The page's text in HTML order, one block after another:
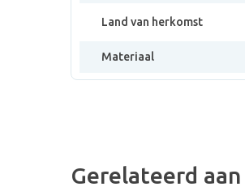
Land van herkomst
Materiaal
Gerelateerd